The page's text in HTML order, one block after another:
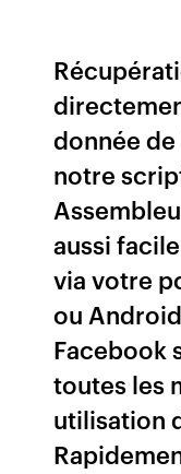
donnée
notre
aussi
via votre
ou
Facebook
toutes les
utilisation